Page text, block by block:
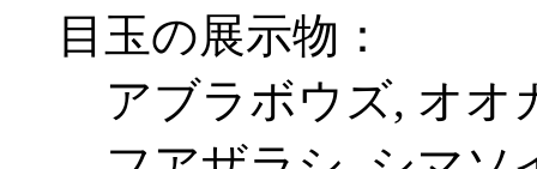
目玉の展示物：
アブラボウズ, オオ